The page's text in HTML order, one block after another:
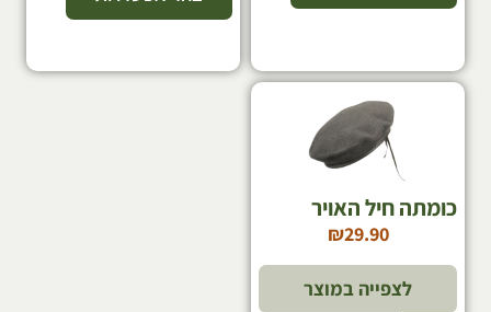
כומתה חיל האויר
₪29.90
לצפייה במוצר